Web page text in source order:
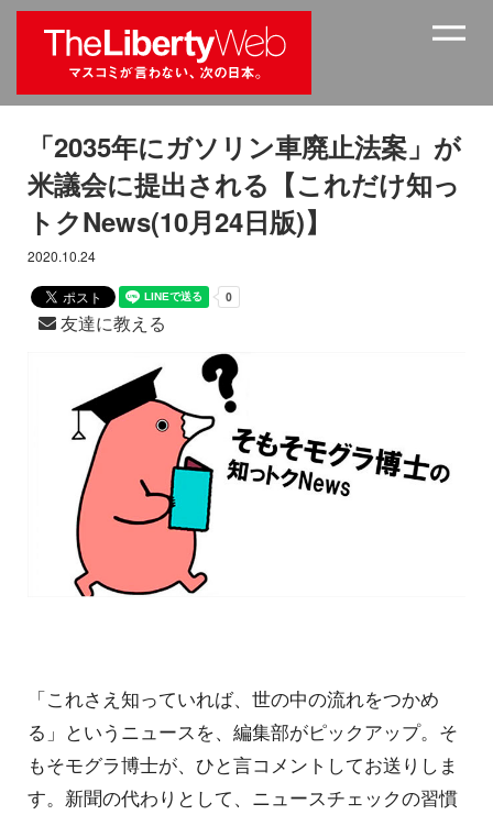
「2035年にガソリン車廃止法案」が
米議会に提出される【これだけ知っ
トクNews(10月24日版)】
2020.10.24
友達に教える
「これさえ知っていれば、世の中の流れをつかめ
る」というニュースを、編集部がピックアップ。そ
もそモグラ博士が、ひと言コメントしてお送りしま
す。新聞の代わりとして、ニュースチェックの習慣